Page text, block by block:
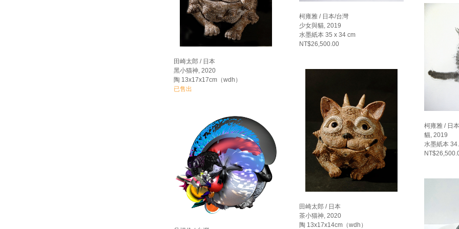
田崎太郎 / 日本
黑小猫神, 2020
陶 13x17x17cm（wdh）
已售出
柯雍雅 / 日本/台灣
少女與貓, 2019
水墨紙本 35 x 34 cm
NT$26,500.00
田崎太郎 / 日本
茶小猫神, 2020
陶 13x17x14cm（wdh）
柯雍雅 / 日
貓, 2019
水墨紙本